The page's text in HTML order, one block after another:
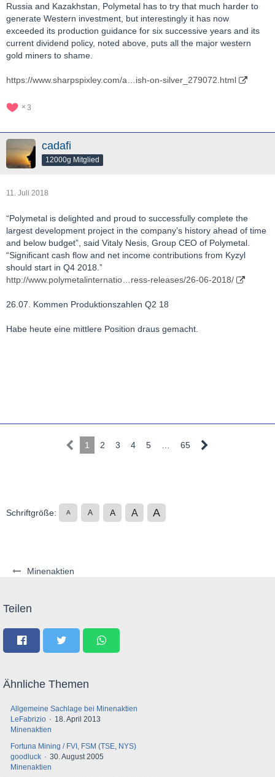
Minenaktien
Russia and Kazakhstan, Polymetal has to try that much harder to
generate Western investment, but interestingly it has now
exceeded its production guidance for six successive years and its
current dividend policy, noted above, puts all the major western
gold miners to shame.
https://www.sharpspixley.com/a…ish-on-silver_279072.html
3
cadafi
12000g Mitglied
11. Juli 2018
“Polymetal is delighted and proud to successfully complete the
largest development project in the company’s history ahead of time
and below budget”, said Vitaly Nesis, Group CEO of Polymetal.
“Significant cash flow and net income contributions from Kyzyl
should start in Q4 2018.”
http://www.polymetalinternatio…ress-releases/26-06-2018/
26.07. Kommen Produktionszahlen Q2 18
Habe heute eine mittlere Position draus gemacht.
1 2 3 4 5 65
Schriftgröße: A A A A A
Teilen
Ähnliche Themen
Allgemeine Sachlage bei Minenaktien
LeFabrizio
18. April 2013
Minenaktien
Fortuna Mining / FVI, FSM (TSE, NYS)
goodluck
30. August 2005
Minenaktien